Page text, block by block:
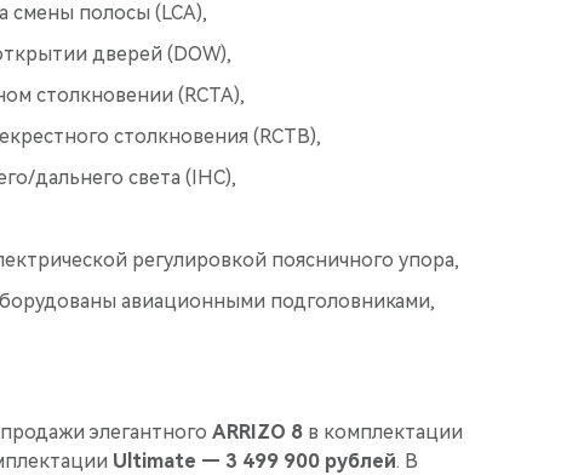
смены полосы (LCA),
дверей (DOW),
столкновении (RCTA),
столкновения (RCTB),
дальнего света (IHC),
регулировкой поясничного упора,
авиационными подголовниками,
элегантного ARRIZO 8 в комплектации
Ultimate — 3 499 900 рублей. В